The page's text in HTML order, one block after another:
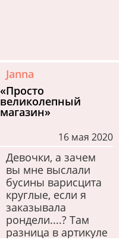
Janna
«Просто
великолепный
магазин»
16 мая 2020
Девочки, а зачем
вы мне выслали
бусины варисцита
круглые, если я
заказывала
рондели....? Там
разница в артикуле